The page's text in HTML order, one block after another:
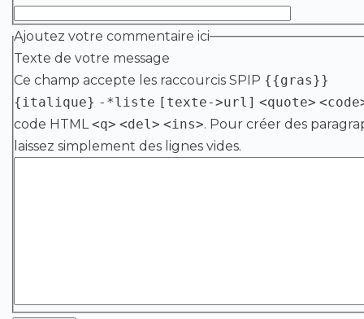
Ajoutez votre commentaire ici
Texte de votre message
Ce champ accepte les raccourcis SPIP {{gras}}
{italique} -*liste [texte->url] <quote>
code HTML<q> <del> <ins>. Pour créer des
laissez simplement des lignes vides.